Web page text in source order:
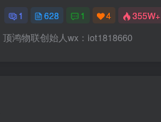
1 628 1 4 355W+
顶鸿物联创始人wx：iot1818660